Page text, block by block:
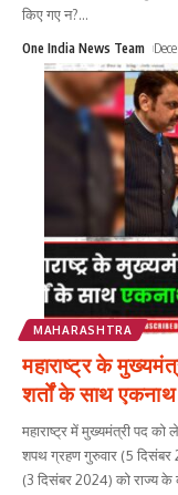
किए गए न?...
One India News Team
MAHARASHTRA
महाराष्ट्र के
शर्तों के साथ एकनाथ
महाराष्ट्र में मुख्यमंत्री पद
शपथ ग्रहण गुरुवार (5 दिसंबर
(3 दिसंबर 2024) को राज्य के